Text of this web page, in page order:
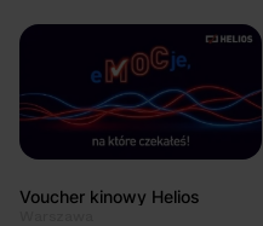
Voucher kinowy Helios